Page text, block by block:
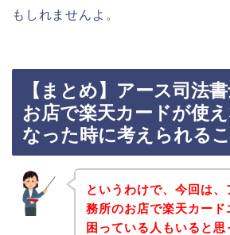
もしれませんよ。
【まとめ】アース司法
お店で楽天カードが使
なった時に考えられる
というわけで、今回は
務所のお店で楽天カード
困っている人もいると